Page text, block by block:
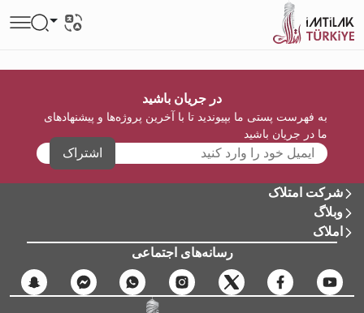
در جریان باشید
به فهرست پستی ما بپیوندید تا با آخرین پروژه‌ها و پیشنهادهای
ما در جریان باشید
اشتراک
شرکت امتلاک
وبلاگ
املاک
رسانه‌های اجتماعی